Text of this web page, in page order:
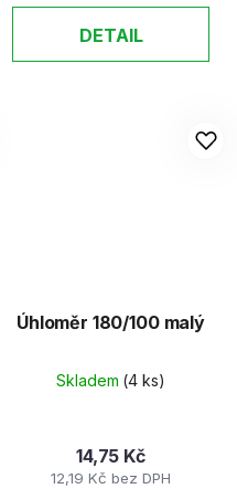
DETAIL
Úhloměr 180/100 malý
Skladem (4 ks)
12,19 Kč bez DPH
14,75 Kč